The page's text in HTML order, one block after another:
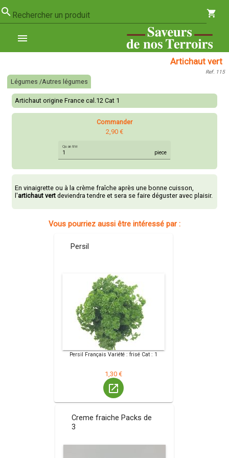
search Rechercher un produit shopping_cart
menu
Artichaut vert
Ref. 115
Légumes /Autres légumes
Artichaut origine France cal.12 Cat 1
Commander
2,90 €
Quantité
piece
En vinaigrette ou à la crème fraîche après une bonne cuisson,
l'artichaut vert deviendra tendre et sera se faire déguster avec plaisir.
Vous pourriez aussi être intéressé par :
Persil
Persil Français Variété : frisé Cat : 1
1,30 €
launch
Creme fraiche Packs de
3